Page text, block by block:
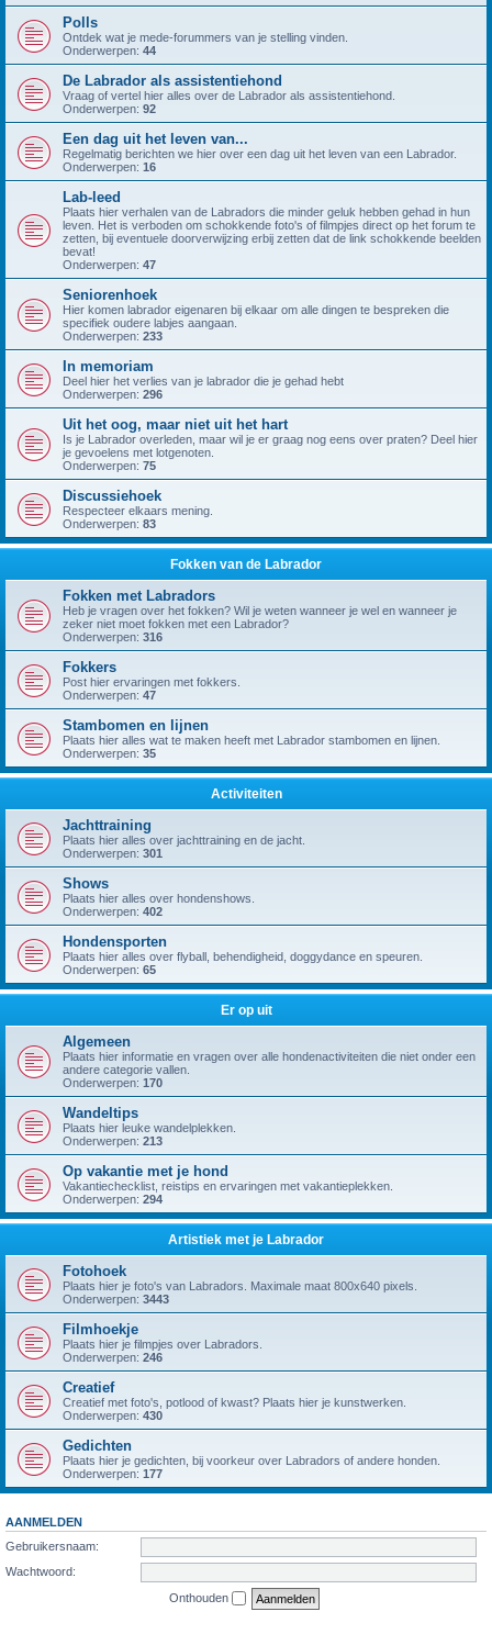
Polls
Ontdek wat je mede-forummers van je stelling vinden.
Onderwerpen: 44
De Labrador als assistentiehond
Vraag of vertel hier alles over de Labrador als assistentiehond.
Onderwerpen: 92
Een dag uit het leven van...
Regelmatig berichten we hier over een dag uit het leven van een Labrador.
Onderwerpen: 16
Lab-leed
Plaats hier verhalen van de Labradors die minder geluk hebben gehad in hun
leven. Het is verboden om schokkende foto's of filmpjes direct op het forum te
zetten, bij eventuele doorverwijzing erbij zetten dat de link schokkende beelden
bevat!
Onderwerpen: 47
Seniorenhoek
Hier komen labrador eigenaren bij elkaar om alle dingen te bespreken die
specifiek oudere labjes aangaan.
Onderwerpen: 233
In memoriam
Deel hier het verlies van je labrador die je gehad hebt
Onderwerpen: 296
Uit het oog, maar niet uit het hart
Is je Labrador overleden, maar wil je er graag nog eens over praten? Deel hier
je gevoelens met lotgenoten.
Onderwerpen: 75
Discussiehoek
Respecteer elkaars mening.
Onderwerpen: 83
Fokken van de Labrador
Fokken met Labradors
Heb je vragen over het fokken? Wil je weten wanneer je wel en wanneer je
zeker niet moet fokken met een Labrador?
Onderwerpen: 316
Fokkers
Post hier ervaringen met fokkers.
Onderwerpen: 47
Stambomen en lijnen
Plaats hier alles wat te maken heeft met Labrador stambomen en lijnen.
Onderwerpen: 35
Activiteiten
Jachttraining
Plaats hier alles over jachttraining en de jacht.
Onderwerpen: 301
Shows
Plaats hier alles over hondenshows.
Onderwerpen: 402
Hondensporten
Plaats hier alles over flyball, behendigheid, doggydance en speuren.
Onderwerpen: 65
Er op uit
Algemeen
Plaats hier informatie en vragen over alle hondenactiviteiten die niet onder een
andere categorie vallen.
Onderwerpen: 170
Wandeltips
Plaats hier leuke wandelplekken.
Onderwerpen: 213
Op vakantie met je hond
Vakantiechecklist, reistips en ervaringen met vakantieplekken.
Onderwerpen: 294
Artistiek met je Labrador
Fotohoek
Plaats hier je foto's van Labradors. Maximale maat 800x640 pixels.
Onderwerpen: 3443
Filmhoekje
Plaats hier je filmpjes over Labradors.
Onderwerpen: 246
Creatief
Creatief met foto's, potlood of kwast? Plaats hier je kunstwerken.
Onderwerpen: 430
Gedichten
Plaats hier je gedichten, bij voorkeur over Labradors of andere honden.
Onderwerpen: 177
AANMELDEN
Gebruikersnaam:
Wachtwoord:
Onthouden